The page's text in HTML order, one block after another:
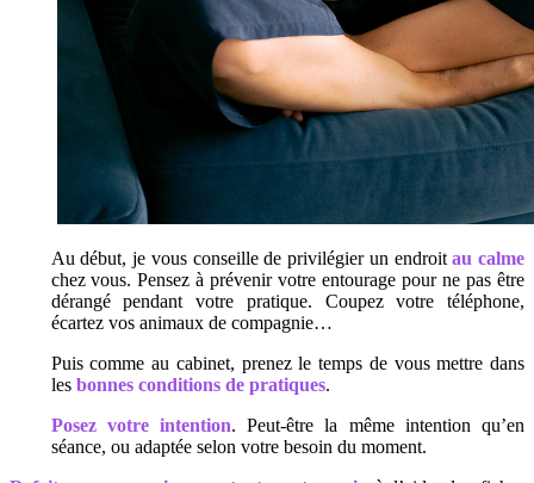
Au début, je vous conseille de privilégier un endroitau calme
chez vous. Pensez à prévenir votre entourage pour ne pas être
dérangé pendant votre pratique. Coupez votre téléphone,
écartez vos animaux de compagnie…
Puis comme au cabinet, prenez le temps de vous mettre dans
les bonnes conditions de pratiques.
Posez votre intention. Peut-être la même intention qu’en
séance, ou adaptée selon votre besoin du moment.